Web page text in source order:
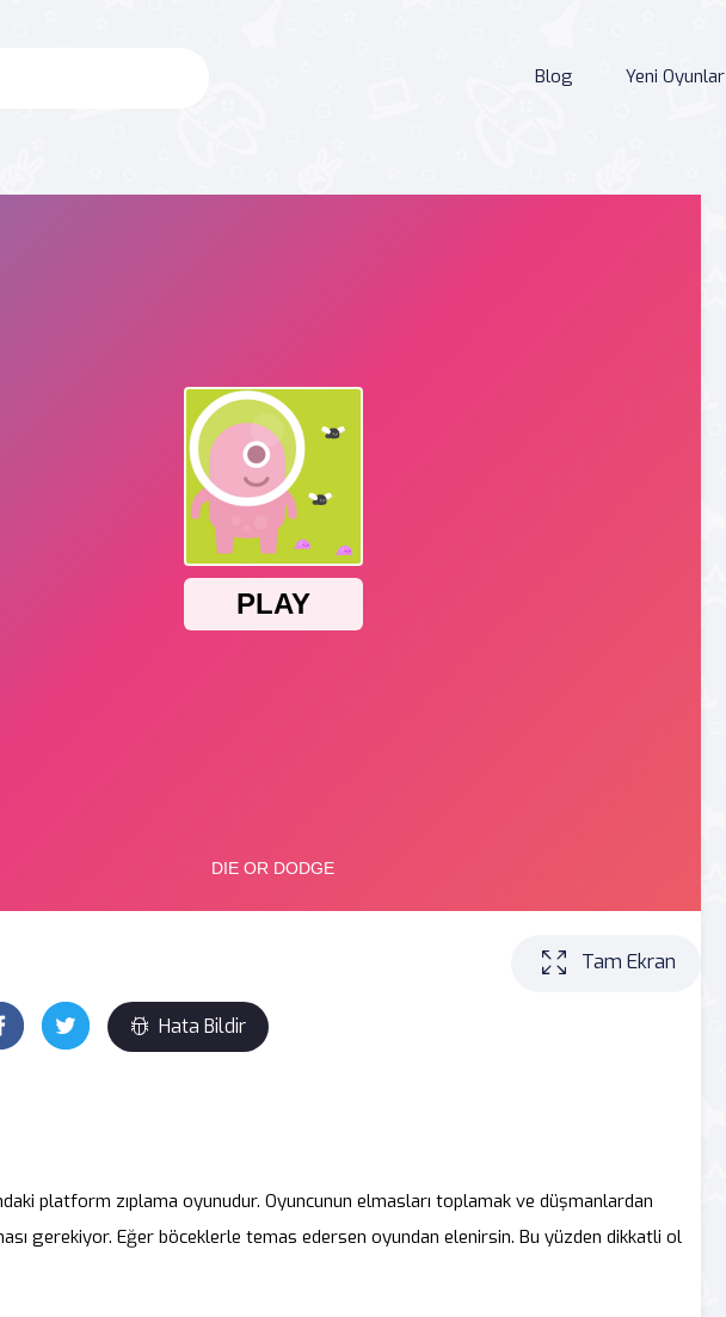
Blog Yeni Oyunlar
Hata Bildir
Tam Ekran
platform zıplama oyunudur. Oyuncunun elmasları toplamak ve düşmanlardan
gerekiyor. Eğer böceklerle temas edersen oyundan elenirsin. Bu yüzden dikkatli ol